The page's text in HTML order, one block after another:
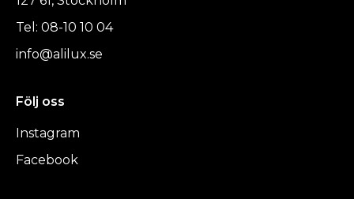
Tel: 08-10 10 04
info@alilux.se
Följ oss
Instagram
Facebook